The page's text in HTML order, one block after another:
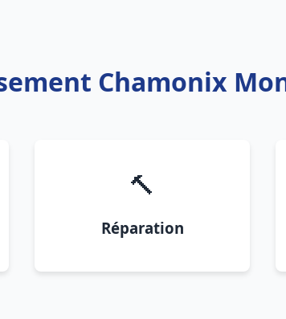
Chamonix
🔨
Réparation